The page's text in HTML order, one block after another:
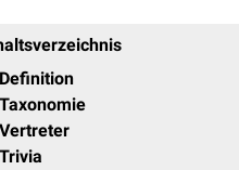
Definition
Taxonomie
Vertreter
Trivia